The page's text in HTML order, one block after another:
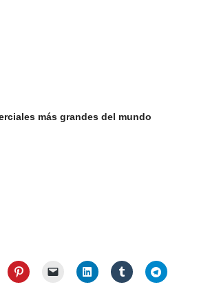
más grandes del mundo